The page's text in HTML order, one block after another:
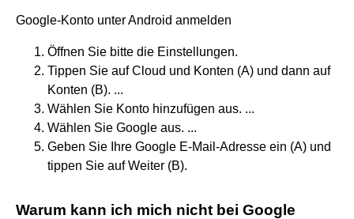
Google-Konto unter Android anmelden
Öffnen Sie bitte die Einstellungen.
Tippen Sie auf Cloud und Konten (A) und dann auf
Konten (B). ...
Wählen Sie Konto hinzufügen aus. ...
Wählen Sie Google aus. ...
Geben Sie Ihre Google E-Mail-Adresse ein (A) und
tippen Sie auf Weiter (B).
Warum kann ich mich nicht bei Google